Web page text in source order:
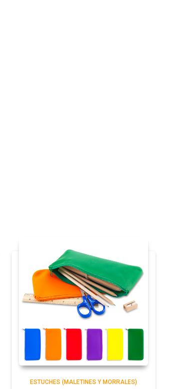
ESTUCHES (MALETINES Y MORRALES)